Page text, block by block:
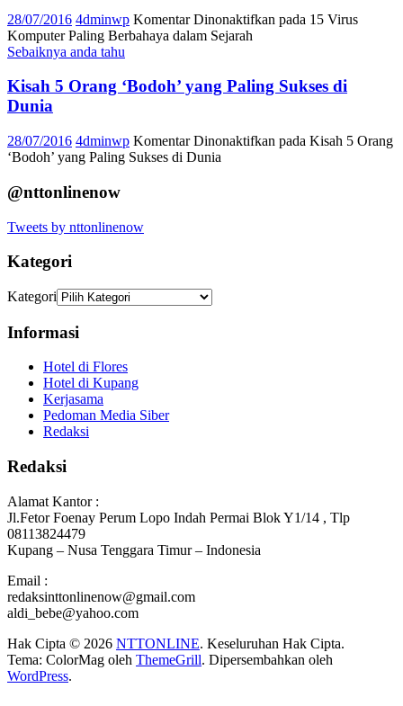
28/07/2016 4dminwp Komentar Dinonaktifkan pada 15 Virus
Komputer Paling Berbahaya dalam Sejarah
Sebaiknya anda tahu
Kisah 5 Orang ‘Bodoh’ yang Paling Sukses di
Dunia
28/07/2016 4dminwp Komentar Dinonaktifkan pada Kisah 5 Orang
‘Bodoh’ yang Paling Sukses di Dunia
@nttonlinenow
Tweets by nttonlinenow
Kategori
Kategori
Informasi
Hotel di Flores
Hotel di Kupang
Kerjasama
Pedoman Media Siber
Redaksi
Redaksi
Alamat Kantor :
Jl.Fetor Foenay Perum Lopo Indah Permai Blok Y1/14 , Tlp
08113824479
Kupang – Nusa Tenggara Timur – Indonesia
Email :
redaksinttonlinenow@gmail.com
aldi_bebe@yahoo.com
Hak Cipta © 2026 NTTONLINE. Keseluruhan Hak Cipta.
Tema: ColorMag oleh ThemeGrill. Dipersembahkan oleh
WordPress.